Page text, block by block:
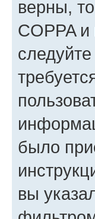
верны,
COPPA
было
вы